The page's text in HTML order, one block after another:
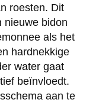
roesten. Dit
nieuwe bidon
als het
hardnekkige
water gaat
beïnvloedt.
aan te